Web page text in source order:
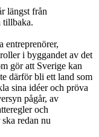
längst från
tillbaka.
entreprenörer,
i byggandet av det
gör att Sverige kan
därför bli ett land som
sina idéer och pröva
pågår, av
och
redan nu